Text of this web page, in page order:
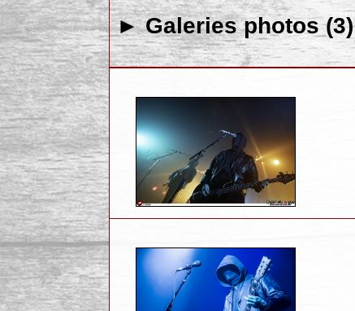
► Galeries photos (3)